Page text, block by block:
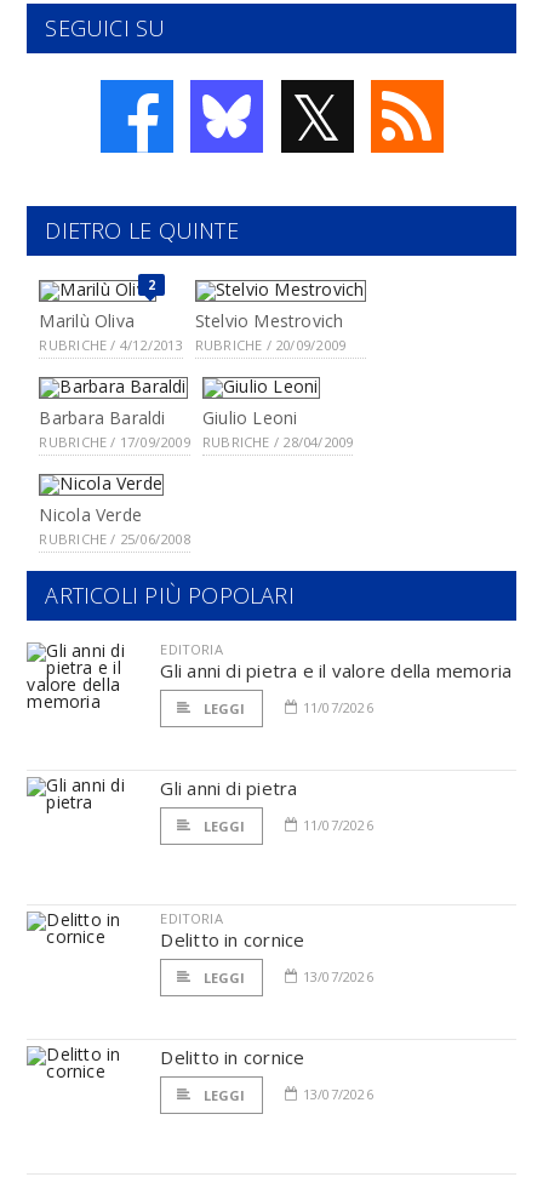
SEGUICI SU
𝕏
DIETRO LE QUINTE
2
Marilù Oliva
RUBRICHE / 4/12/2013
Stelvio Mestrovich
RUBRICHE / 20/09/2009
Barbara Baraldi
RUBRICHE / 17/09/2009
Giulio Leoni
RUBRICHE / 28/04/2009
Nicola Verde
RUBRICHE / 25/06/2008
ARTICOLI PIÙ POPOLARI
EDITORIA
Gli anni di pietra e il valore della memoria
LEGGI 11/07/2026
Gli anni di pietra
LEGGI 11/07/2026
EDITORIA
Delitto in cornice
LEGGI 13/07/2026
Delitto in cornice
LEGGI 13/07/2026